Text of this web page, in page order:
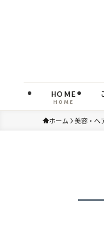
HOME
HOME
ホーム 美容・ヘ